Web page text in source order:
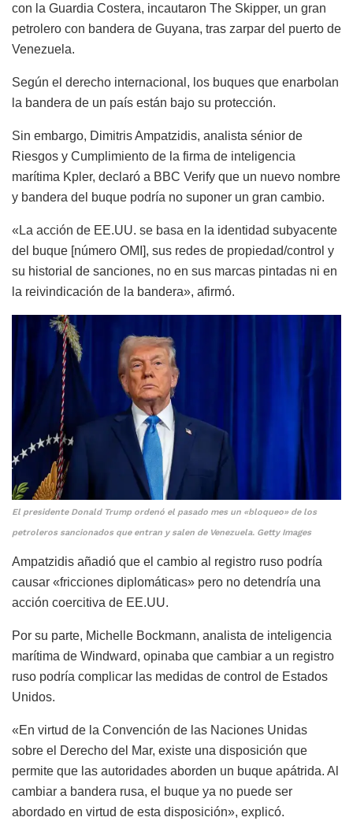
con la Guardia Costera, incautaron The Skipper, un gran
petrolero con bandera de Guyana, tras zarpar del puerto de
Venezuela.
Según el derecho internacional, los buques que enarbolan
la bandera de un país están bajo su protección.
Sin embargo, Dimitris Ampatzidis, analista sénior de
Riesgos y Cumplimiento de la firma de inteligencia
marítima Kpler, declaró a BBC Verify que un nuevo nombre
y bandera del buque podría no suponer un gran cambio.
«La acción de EE.UU. se basa en la identidad subyacente
del buque [número OMI], sus redes de propiedad/control y
su historial de sanciones, no en sus marcas pintadas ni en
la reivindicación de la bandera», afirmó.
El presidente Donald Trump ordenó el pasado mes un «bloqueo» de los
petroleros sancionados que entran y salen de Venezuela. Getty Images
Ampatzidis añadió que el cambio al registro ruso podría
causar «fricciones diplomáticas» pero no detendría una
acción coercitiva de EE.UU.
Por su parte, Michelle Bockmann, analista de inteligencia
marítima de Windward, opinaba que cambiar a un registro
ruso podría complicar las medidas de control de Estados
Unidos.
«En virtud de la Convención de las Naciones Unidas
sobre el Derecho del Mar, existe una disposición que
permite que las autoridades aborden un buque apátrida. Al
cambiar a bandera rusa, el buque ya no puede ser
abordado en virtud de esta disposición», explicó.